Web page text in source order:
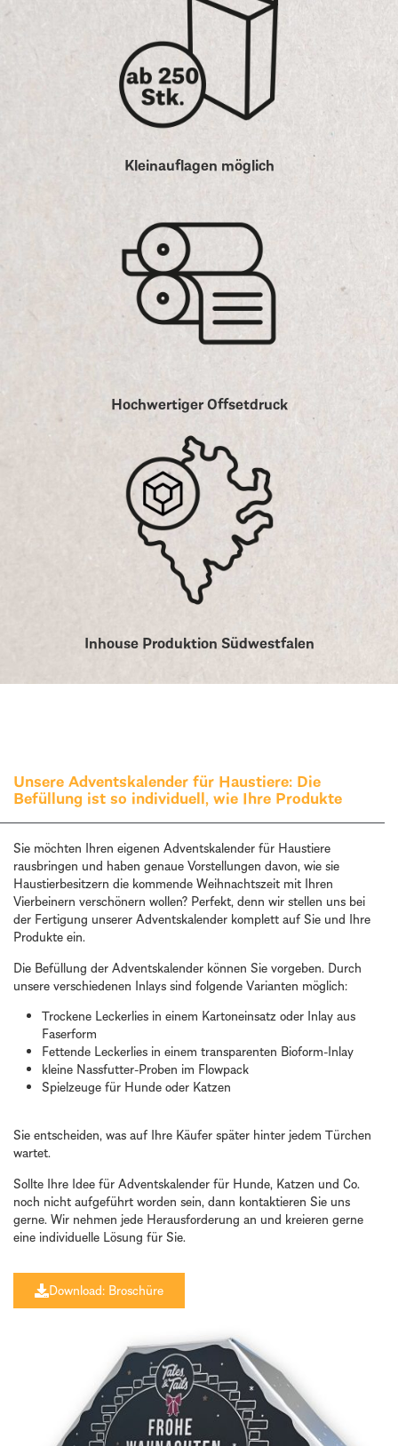
Kleinauflagen möglich
Hochwertiger Offsetdruck
Inhouse Produktion Südwestfalen
Unsere Adventskalender für Haustiere: Die
Befüllung ist so individuell, wie Ihre Produkte
Sie möchten Ihren eigenen Adventskalender für Haustiere
rausbringen und haben genaue Vorstellungen davon, wie sie
Haustierbesitzern die kommende Weihnachtszeit mit Ihren
Vierbeinern verschönern wollen? Perfekt, denn wir stellen uns bei
der Fertigung unserer Adventskalender komplett auf Sie und Ihre
Produkte ein.
Die Befüllung der Adventskalender können Sie vorgeben. Durch
unsere verschiedenen Inlays sind folgende Varianten möglich:
Trockene Leckerlies in einem Kartoneinsatz oder Inlay aus
Faserform
Fettende Leckerlies in einem transparenten Bioform-Inlay
kleine Nassfutter-Proben im Flowpack
Spielzeuge für Hunde oder Katzen
Sie entscheiden, was auf Ihre Käufer später hinter jedem Türchen
wartet.
Sollte Ihre Idee für Adventskalender für Hunde, Katzen und Co.
noch nicht aufgeführt worden sein, dann kontaktieren Sie uns
gerne. Wir nehmen jede Herausforderung an und kreieren gerne
eine individuelle Lösung für Sie.
Download: Broschüre